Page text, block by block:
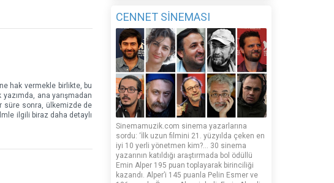
hak vermekle birlikte, bu
ana yarışmadan
süre sonra, ülkemizde de
ilgili biraz daha detaylı
CENNET SİNEMASI
Sinemamuzik.com sinema yazarlarına
sordu: ‘İlk uzun filmini 21. yüzyılda çeken en
iyi 10 yerli yönetmen kim?... 30 sinema
yazarının katıldığı araştırmada bol ödüllü
Emin Alper 195 puan toplayarak birinciliği
kazandı. Alper’i 145 puanla Pelin Esmer ve